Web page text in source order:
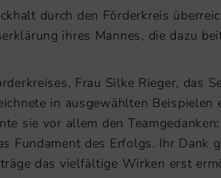
durch den Förderkreis
ihres Mannes, die dazu
Frau Silke Rieger, das
in ausgewählten Beispielen
sie vor allem den
Fundament des Erfolgs. Ihr Dank
das vielfältige Wirken erst